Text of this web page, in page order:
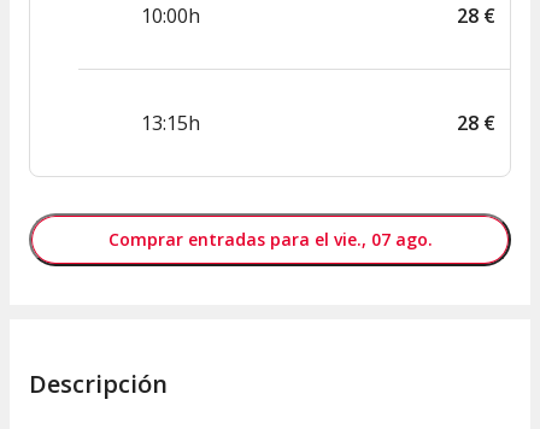
10:00h 28 €
13:15h 28 €
Comprar entradas para el vie., 07 ago.
Descripción